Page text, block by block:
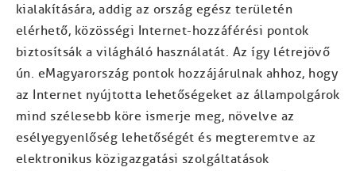
kialakítására, addig az ország egész területén
elérhető, közösségi Internet-hozzáférési pontok
biztosítsák a világháló használatát. Az így létrejövő
ún. eMagyarország pontok hozzájárulnak ahhoz, hogy
az Internet nyújtotta lehetőségeket az állampolgárok
mind szélesebb köre ismerje meg, növelve az
esélyegyenlőség lehetőségét és megteremtve az
elektronikus közigazgatási szolgáltatások